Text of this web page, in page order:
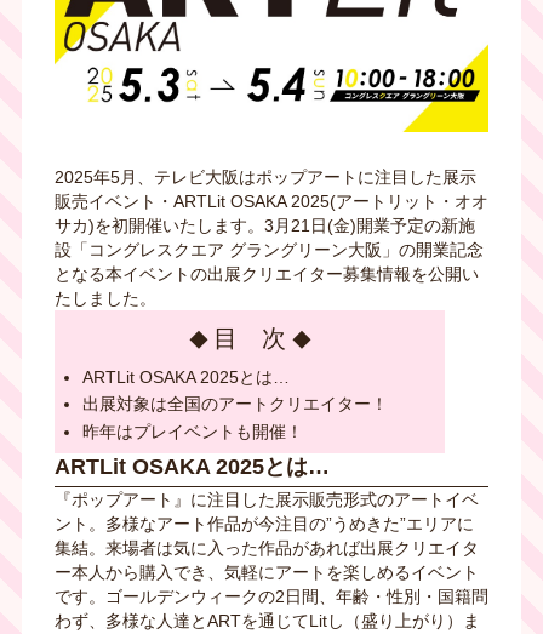
2025年5月、テレビ大阪はポップアートに注目した展示
販売イベント・ARTLit OSAKA 2025(アートリット・オオ
サカ)を初開催いたします。3月21日(金)開業予定の新施
設「コングレスクエア グラングリーン大阪」の開業記念
となる本イベントの出展クリエイター募集情報を公開い
たしました。
目 次
ARTLit OSAKA 2025とは…
出展対象は全国のアートクリエイター！
昨年はプレイベントも開催！
ARTLit OSAKA 2025とは…
『ポップアート』に注目した展示販売形式のアートイベ
ント。多様なアート作品が今注目の”うめきた”エリアに
集結。来場者は気に入った作品があれば出展クリエイタ
ー本人から購入でき、気軽にアートを楽しめるイベント
です。ゴールデンウィークの2日間、年齢・性別・国籍問
わず、多様な人達とARTを通じてLitし（盛り上がり）ま